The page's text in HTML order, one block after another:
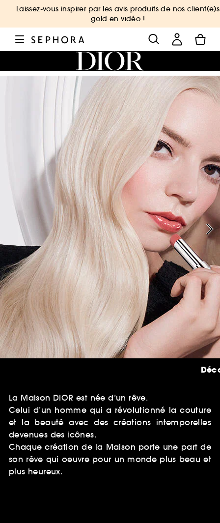
Laissez-vous inspirer par les avis produits de nos client(e)s
gold en vidéo !
La Maison DIOR est née d’un rêve.
Celui d’un homme qui a révolutionné la couture
et la beauté avec des créations intemporelles
devenues des icônes.
Chaque création de la Maison porte une part de
son rêve qui oeuvre pour un monde plus beau et
plus heureux.